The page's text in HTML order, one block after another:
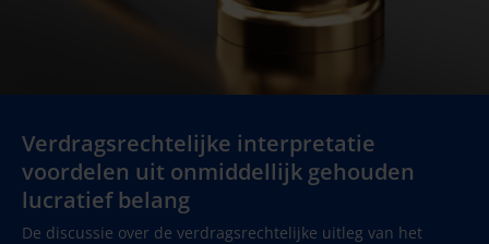
Verdragsrechtelijke interpretatie
voordelen uit onmiddellijk gehouden
lucratief belang
De discussie over de verdragsrechtelijke uitleg van het